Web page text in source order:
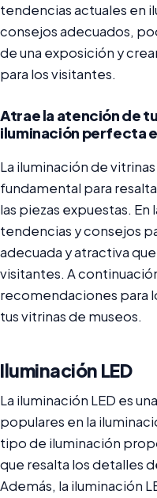
tendencias actuales en
consejos adecuados,
de una exposición y
para los visitantes.
Atrae la atención de
iluminación perfecta
La iluminación de
fundamental para
las piezas expuestas.
tendencias y consejos
adecuada y atractiva
visitantes. A
recomendaciones para
tus vitrinas de museos.
Iluminación LED
La iluminación LED es
populares en la
tipo de iluminación
que resalta los detalles
Además, la iluminación